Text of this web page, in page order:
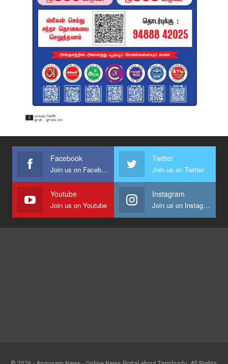
Facebook
Join us on Facebook
Twitter
Join us on Twitter
Youtube
Join us on Youtube
Instagram
Join us on Instagram